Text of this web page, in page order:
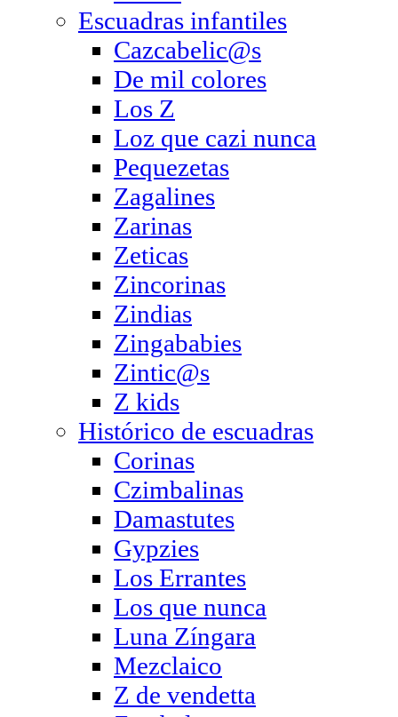
Escuadras infantiles
Cazcabelic@s
De mil colores
Los Z
Loz que cazi nunca
Pequezetas
Zagalines
Zarinas
Zeticas
Zincorinas
Zindias
Zingababies
Zintic@s
Z kids
Histórico de escuadras
Corinas
Czimbalinas
Damastutes
Gypzies
Los Errantes
Los que nunca
Luna Zíngara
Mezclaico
Z de vendetta